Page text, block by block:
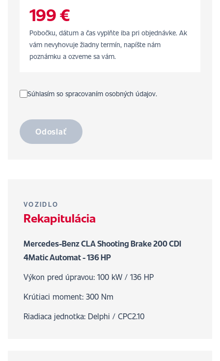
199 €
Pobočku, dátum a čas vyplňte iba pri objednávke. Ak
vám nevyhovuje žiadny termín, napíšte nám
poznámku a ozveme sa vám.
Súhlasím so spracovaním osobných údajov.
Odoslať
VOZIDLO
Rekapitulácia
Mercedes-Benz CLA Shooting Brake 200 CDI
4Matic Automat - 136 HP
Výkon pred úpravou: 100 kW / 136 HP
Krútiaci moment: 300 Nm
Riadiaca jednotka: Delphi / CPC2.10